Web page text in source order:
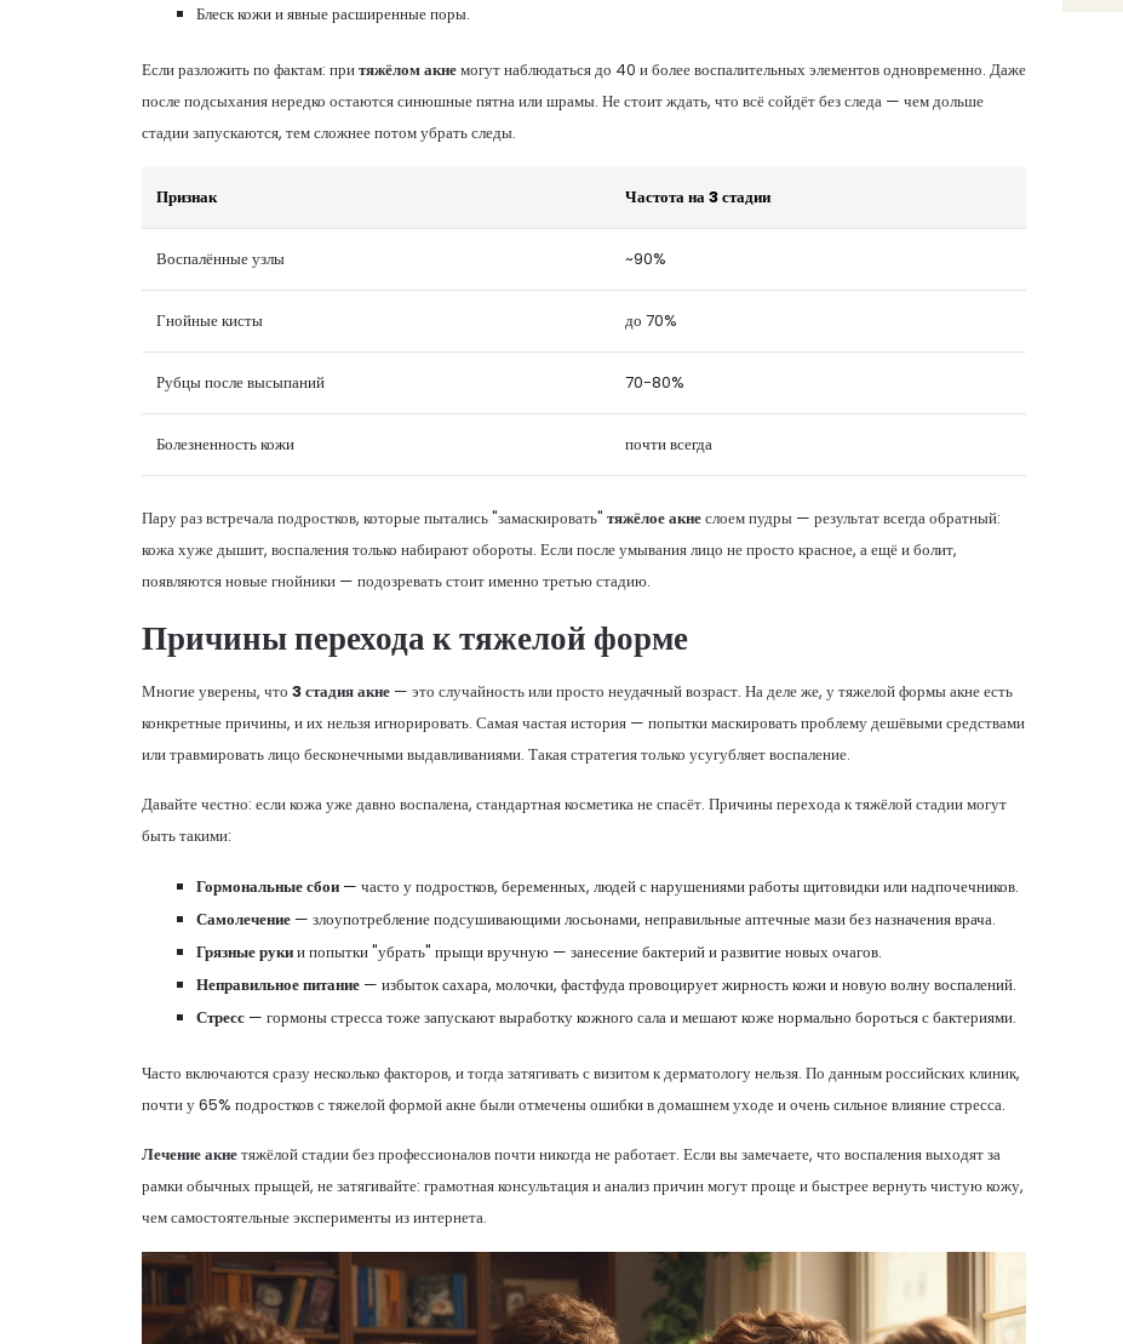
Блеск кожи и явные расширенные поры.
Если разложить по фактам: притяжёлом акнемогут наблюдаться до 40 и более воспалительных элементов одновременно. Даже
после подсыхания нередко остаются синюшные пятна или шрамы. Не стоит ждать, что всё сойдёт без следа — чем дольше
стадии запускаются, тем сложнее потом убрать следы.
Признак Частота на 3 стадии
Воспалённые узлы ~90%
Гнойные кисты до 70%
Рубцы после высыпаний 70-80%
Болезненность кожи почти всегда
Пару раз встречала подростков, которые пытались "замаскировать" тяжёлое акнеслоем пудры — результат всегда обратный:
кожа хуже дышит, воспаления только набирают обороты. Если после умывания лицо не просто красное, а ещё и болит,
появляются новые гнойники — подозревать стоит именно третью стадию.
Причины перехода к тяжелой форме
Многие уверены, что 3 стадия акне — это случайность или просто неудачный возраст. На деле же, у тяжелой формы акне есть
конкретные причины, и их нельзя игнорировать. Самая частая история — попытки маскировать проблему дешёвыми средствами
или травмировать лицо бесконечными выдавливаниями. Такая стратегия только усугубляет воспаление.
Давайте честно: если кожа уже давно воспалена, стандартная косметика не спасёт. Причины перехода к тяжёлой стадии могут
быть такими:
Гормональные сбои — часто у подростков, беременных, людей с нарушениями работы щитовидки или надпочечников.
Самолечение — злоупотребление подсушивающими лосьонами, неправильные аптечные мази без назначения врача.
Грязные рукии попытки "убрать" прыщи вручную — занесение бактерий и развитие новых очагов.
Неправильное питание — избыток сахара, молочки, фастфуда провоцирует жирность кожи и новую волну воспалений.
Стресс — гормоны стресса тоже запускают выработку кожного сала и мешают коже нормально бороться с бактериями.
Часто включаются сразу несколько факторов, и тогда затягивать с визитом к дерматологу нельзя. По данным российских клиник,
почти у 65% подростков с тяжелой формой акне были отмечены ошибки в домашнем уходе и очень сильное влияние стресса.
Лечение акнетяжёлой стадии без профессионалов почти никогда не работает. Если вы замечаете, что воспаления выходят за
рамки обычных прыщей, не затягивайте: грамотная консультация и анализ причин могут проще и быстрее вернуть чистую кожу,
чем самостоятельные эксперименты из интернета.